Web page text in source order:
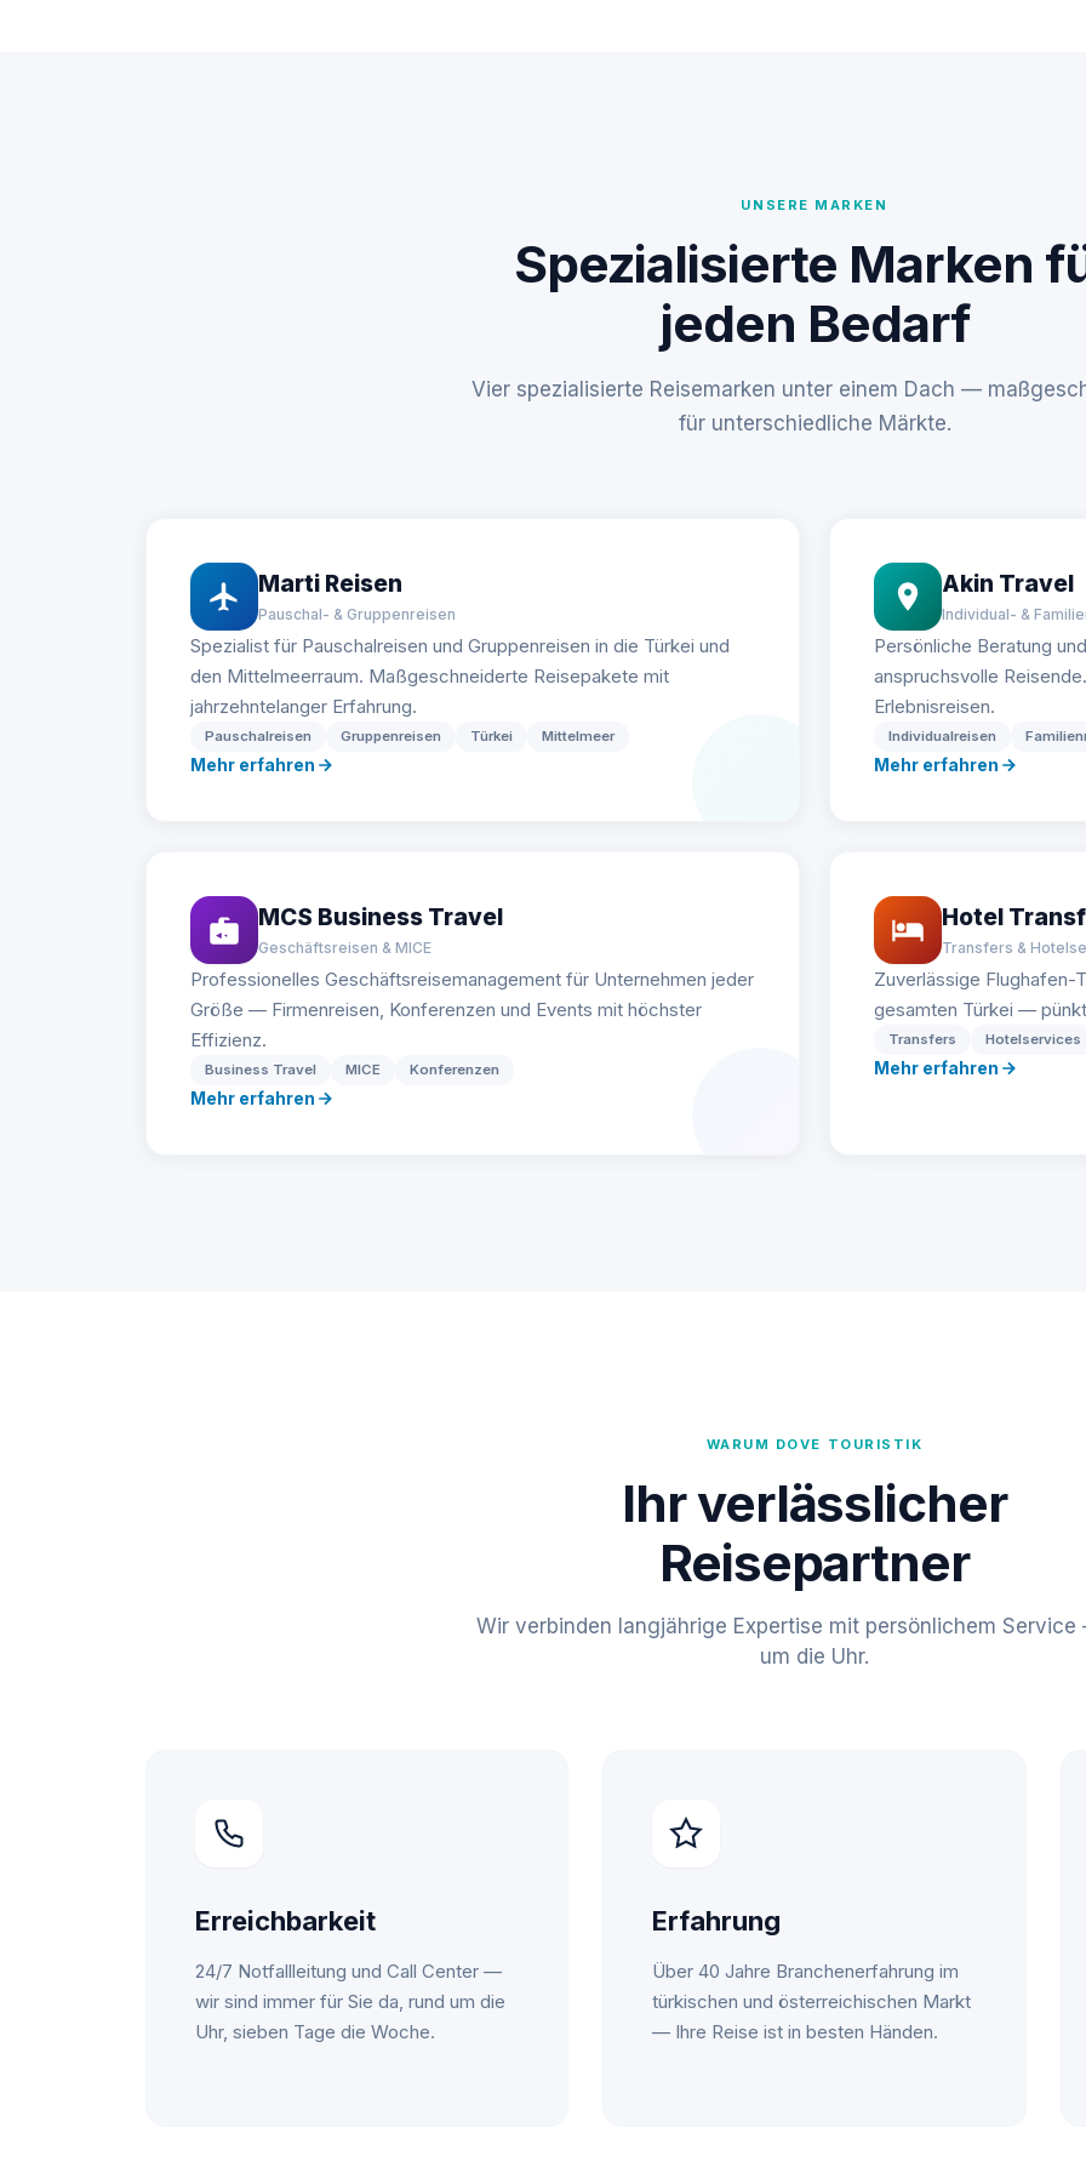
UNSERE MARKEN
Spezialisierte Marken
jeden Bedarf
Vier spezialisierte Reisemarken unter einem Dach —
für unterschiedliche Märkte.
Marti Reisen
Pauschal- & Gruppenreisen
Spezialist für Pauschalreisen und Gruppenreisen in die Türkei und
den Mittelmeerraum. Maßgeschneiderte Reisepakete mit
jahrzehntelanger Erfahrung.
Pauschalreisen Gruppenreisen Türkei Mittelmeer
Mehr erfahren
Akin Travel
Individual- &
Persönliche Beratung
anspruchsvolle
Erlebnisreisen.
Individualreisen
Mehr erfahren
MCS Business Travel
Geschäftsreisen & MICE
Professionelles Geschäftsreisemanagement für Unternehmen jeder
Größe — Firmenreisen, Konferenzen und Events mit höchster
Effizienz.
Business Travel MICE Konferenzen
Mehr erfahren
Hotel
Transfers &
Zuverlässige Flughafen-
gesamten Türkei —
Transfers Hotelservices
Mehr erfahren
WARUM DOVE TOURISTIK
Ihr verlässlicher
Reisepartner
Wir verbinden langjährige Expertise mit persönlichem
um die Uhr.
Erreichbarkeit
24/7 Notfallleitung und Call Center —
wir sind immer für Sie da, rund um die
Uhr, sieben Tage die Woche.
Erfahrung
Über 40 Jahre Branchenerfahrung im
türkischen und österreichischen Markt
— Ihre Reise ist in besten Händen.